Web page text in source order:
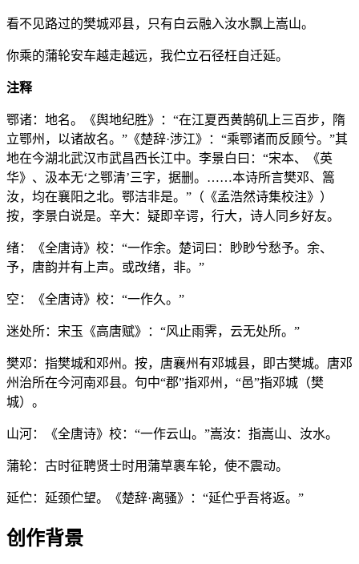
看不见路过的樊城邓县，只有白云融入汝水飘上嵩山。
你乘的蒲轮安车越走越远，我伫立石径枉自迁延。
注释
鄂诸：地名。《舆地纪胜》：“在江夏西黄鹄矶上三百步，隋
立鄂州，以诸故名。”《楚辞·涉江》：“乘鄂诸而反顾兮。”其
地在今湖北武汉市武昌西长江中。李景白曰：“宋本、《英
华》、汲本无‘之鄂清’三字，据删。……本诗所言樊邓、篙
汝，均在襄阳之北。鄂洁非是。”（《孟浩然诗集校注》）
按，李景白说是。辛大：疑即辛谔，行大，诗人同乡好友。
绪：《全唐诗》校：“一作余。楚词曰：眇眇兮愁予。余、
予，唐韵并有上声。或改绪，非。”
空：《全唐诗》校：“一作久。”
迷处所：宋玉《高唐赋》：“风止雨霁，云无处所。”
樊邓：指樊城和邓州。按，唐襄州有邓城县，即古樊城。唐邓
州治所在今河南邓县。句中“郡”指邓州，“邑”指邓城（樊
城）。
山河：《全唐诗》校：“一作云山。”嵩汝：指嵩山、汝水。
蒲轮：古时征聘贤士时用蒲草裹车轮，使不震动。
延伫：延颈伫望。《楚辞·离骚》：“延伫乎吾将返。”
创作背景